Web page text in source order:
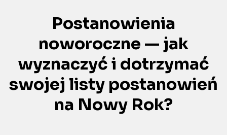
Postanowienia
noworoczne — jak
wyznaczyć i dotrzymać
swojej listy postanowień
na Nowy Rok?